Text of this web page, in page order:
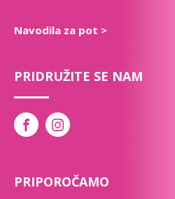
Navodila za pot >
PRIDRUŽITE SE NAM
PRIPOROČAMO